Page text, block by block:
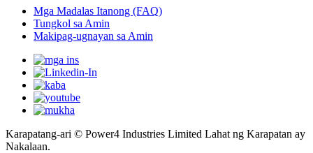
Mga Madalas Itanong (FAQ)
Tungkol sa Amin
Makipag-ugnayan sa Amin
Karapatang-ari © Power4 Industries Limited Lahat ng Karapatan ay
Nakalaan.